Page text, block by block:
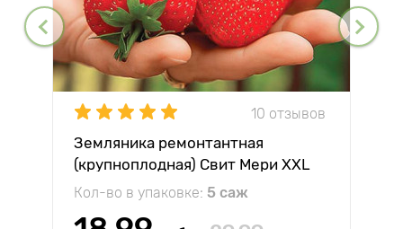
10 отзывов
Земляника ремонтантная
(крупноплодная) Свит Мери XXL
Кол-во в упаковке: 5 саж